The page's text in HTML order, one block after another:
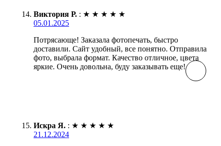
Виктория Р. : ★ ★ ★ ★ ★
05.01.2025
Потрясающе! Заказала фотопечать, быстро
доставили. Сайт удобный, все понятно. Отправила
фото, выбрала формат. Качество отличное, цвета
яркие. Очень довольна, буду заказывать еще!
Искра Я. : ★ ★ ★ ★ ★
21.12.2024